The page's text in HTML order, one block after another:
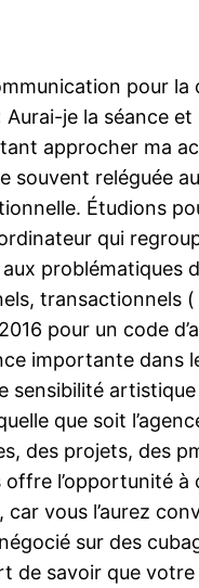
pour la
je la séance et
approcher ma
reléguée
Étudions
qui
aux problématiques
transactionnels
pour un code
importante dans
sensibilité
que soit
des projets, des
l’opportunité à
vous l’aurez
sur des
savoir que votre